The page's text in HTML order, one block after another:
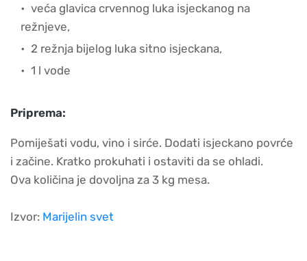
veća glavica crvennog luka isjeckanog na
režnjeve,
2 režnja bijelog luka sitno isjeckana,
1 l vode
Priprema:
Pomiješati vodu, vino i sirće. Dodati isjeckano povrće
i začine. Kratko prokuhati i ostaviti da se ohladi.
Ova količina je dovoljna za 3 kg mesa.
Izvor: Marijelin svet